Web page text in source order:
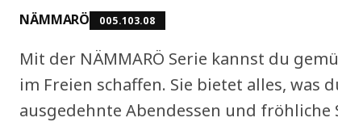
NÄMMARÖ 005.103.08
Mit der NÄMMARÖ Serie kannst du
im Freien schaffen. Sie bietet alles, was
ausgedehnte Abendessen und